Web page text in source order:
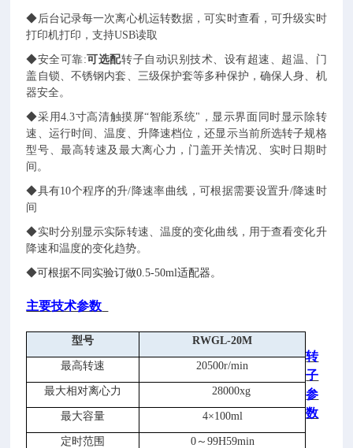
◆后台记录每一次离心机运转数据，可实时查看，可升级实时
打印机打印，支持USB读取
◆安全可靠:可选配转子自动识别技术、设有超速、超温、门
盖自锁、不锈钢内套、三级保护套等多种保护，确保人身、机
器安全。
◆采用4.3寸高清触摸屏“智能系统"，显示界面同时显示除转
速、运行时间、温度、升降速档位，还显示当前所选转子规格
型号、最高转速及最大离心力，门盖开关情况、实时日期时
间 。
◆具有10个程序的升/ 降速率曲线，可根据需要设置升/降速时
间
◆实时分别显示实际转速、温度的变化曲线，用于查看变化升
降速和温度的变化趋势。
◆可根据不同实验订做0.5-50ml适配器。
主要技术参数
型号 RWGL-20M
最高转速 20500r/min
最大相对离心力 28000xg
最大容量 4×100ml
定时范围 0～ 99H59min
转
子
参
数